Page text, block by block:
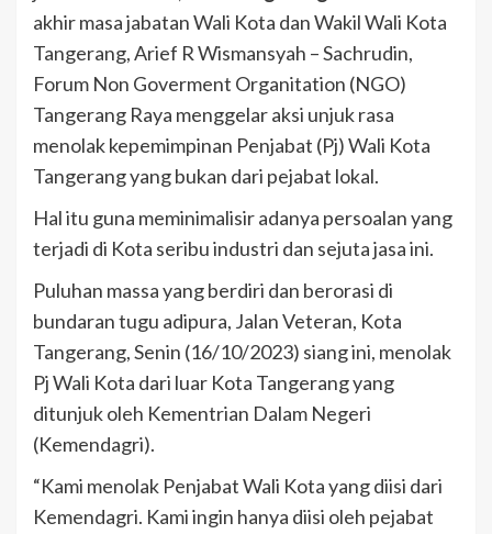
akhir masa jabatan Wali Kota dan Wakil Wali Kota
Tangerang, Arief R Wismansyah – Sachrudin,
Forum Non Goverment Organitation (NGO)
Tangerang Raya menggelar aksi unjuk rasa
menolak kepemimpinan Penjabat (Pj) Wali Kota
Tangerang yang bukan dari pejabat lokal.
Hal itu guna meminimalisir adanya persoalan yang
terjadi di Kota seribu industri dan sejuta jasa ini.
Puluhan massa yang berdiri dan berorasi di
bundaran tugu adipura, Jalan Veteran, Kota
Tangerang, Senin (16/10/2023) siang ini, menolak
Pj Wali Kota dari luar Kota Tangerang yang
ditunjuk oleh Kementrian Dalam Negeri
(Kemendagri).
“Kami menolak Penjabat Wali Kota yang diisi dari
Kemendagri. Kami ingin hanya diisi oleh pejabat